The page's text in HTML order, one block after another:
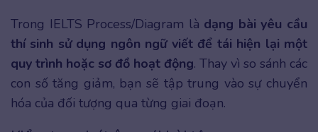
Trong IELTS Process/Diagram là dạng bài yêu cầu
thí sinh sử dụng ngôn ngữ viết để tái hiện lại một
quy trình hoặc sơ đồ hoạt động. Thay vì so sánh các
con số tăng giảm, bạn sẽ tập trung vào sự chuyển
hóa của đối tượng qua từng giai đoạn.